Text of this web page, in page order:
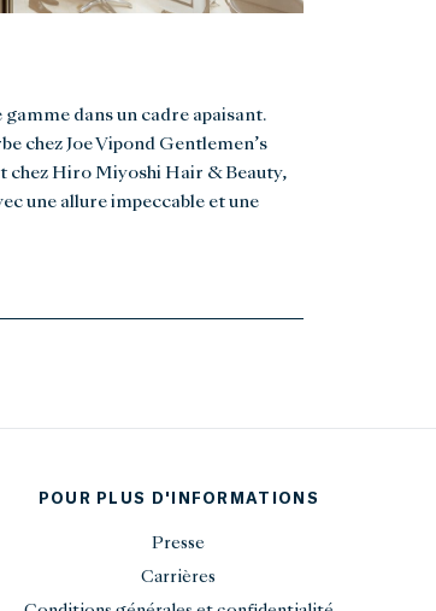
dans un cadre apaisant.
chez Joe Vipond Gentlemen’s
chez Hiro Miyoshi Hair & Beauty,
une allure impeccable et une
POUR PLUS D'INFORMATIONS
Presse
Carrières